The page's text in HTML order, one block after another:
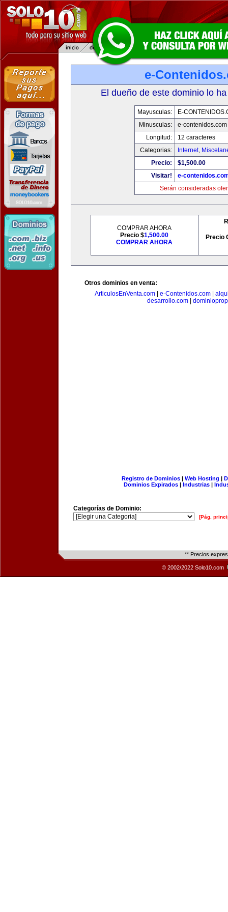
e-
El dueño de este dominio lo
Mayusculas:
E-
Minusculas:
e-contenidos.com
Longitud:
12 caracteres
Categorias:
Internet,
Precio:
$1,500.00
Visitar!
e-
Serán consideradas
COMPRAR AHORA
Precio $1,500.00
COMPRAR AHORA
Precio
Otros dominios en venta:
ArticulosEnVenta.com| e-Contenidos.com|
desarrollo.com|
Registro de Dominios| Web Hosting |
Dominios Expirados | Industrias |
Categorías de Dominio:
[Pág.
** Precios
© 2002/2022 Solo10.com